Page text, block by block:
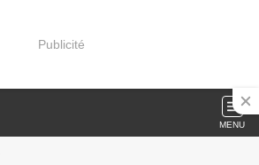
Publicité
MENU